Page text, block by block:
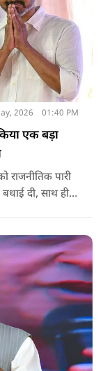
2026 01:40 PM
एक बड़ा
राजनीतिक पारी
दी, साथ ही